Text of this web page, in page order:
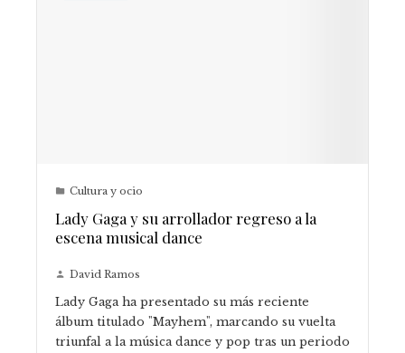
Cultura y ocio
Lady Gaga y su arrollador regreso a la
escena musical dance
David Ramos
​Lady Gaga ha presentado su más reciente
álbum titulado "Mayhem", marcando su vuelta
triunfal a la música dance y pop tras un periodo